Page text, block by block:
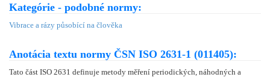
Kategórie - podobné normy:
Vibrace a rázy působící na člověka
Anotácia textu normy ČSN ISO 2631-1 (011405):
Tato část ISO 2631 definuje metody měření periodických, náhodných a